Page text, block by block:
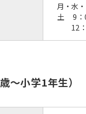
月・水
土 9：
12：
〜小学1年生）